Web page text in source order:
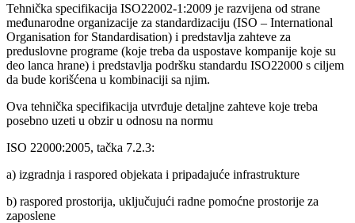
Tehnička specifikacija ISO22002-1:2009 je razvijena od strane
međunarodne organizacije za standardizaciju (ISO – International
Organisation for Standardisation) i predstavlja zahteve za
preduslovne programe (koje treba da uspostave kompanije koje su
deo lanca hrane) i predstavlja podršku standardu ISO22000 s ciljem
da bude korišćena u kombinaciji sa njim.
Ova tehnička specifikacija utvrđuje detaljne zahteve koje treba
posebno uzeti u obzir u odnosu na normu
ISO 22000:2005, tačka 7.2.3:
a) izgradnja i raspored objekata i pripadajuće infrastrukture
b) raspored prostorija, uključujući radne pomoćne prostorije za
zaposlene